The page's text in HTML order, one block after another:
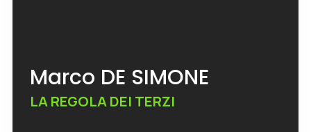
Marco DE SIMONE
LA REGOLA DEI TERZI